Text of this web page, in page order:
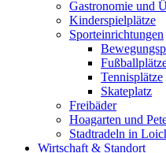
Gastronomie und
Kinderspielplätze
Sporteinrichtungen
Tennisplätze
Skateplatz
Freibäder
Hoagarten und
Stadtradeln in
Wirtschaft & Standort